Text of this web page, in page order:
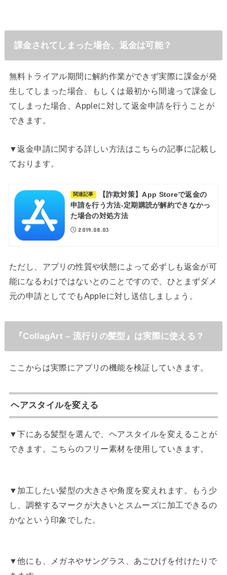
課金されてしまった場合、返金は可能？
無料トライアル期間に解約作業ができず実際に課金が発
生してしまった場合、もしくは最初から間違って課金し
てしまった場合、Appleに対して返金申請を行うことが
できます。
▼返金申請に関する詳しい方法はこちらの記事に記載し
ております。
関連記事
【詐欺対策】App Storeで返金の
申請を行う方法-定期購読が解約できなかっ
た場合の対処方法
2019.08.03
ただし、アプリの性質や状態によって必ずしも返金が可
能になるわけではないとのことですので、ひとまずダメ
元の申請としてでもAppleに対し送信しましょう。
『CollagArt – 流行りの髪型』は実際に使える？
ここからは実際にアプリの機能を検証していきます。
ヘアスタイルを変える
▼下にある髪型を選んで、ヘアスタイルを変えることが
できます。こちらのフリー素材を使用していきます。
▼加工したい髪型の大きさや角度を変えれます。もう少
し、調整するマークが大きいとスムーズに加工できるの
かなという印象でした。
▼他にも、メガネやサングラス、あごひげを付けたりで